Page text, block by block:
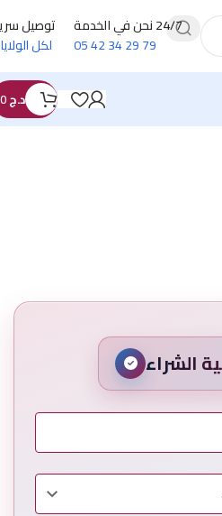
24/7 نحن في الخدمة
79 29 34 42 05
توصيل
لكل
د.ج
الشراء